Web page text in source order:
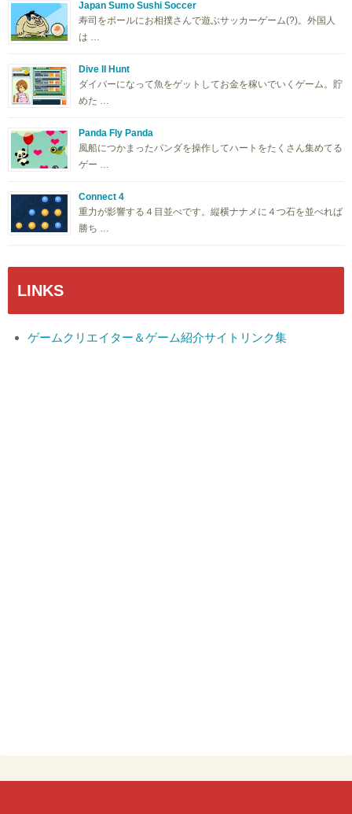
Japan Sumo Sushi Soccer
寿司をボールにお相撲さんで遊ぶサッカーゲーム(?)。外国人
は …
Dive II Hunt
ダイバーになって魚をゲットしてお金を稼いでいくゲーム。貯
めた …
Panda Fly Panda
風船につかまったパンダを操作してハートをたくさん集めてる
ゲー …
Connect 4
重力が影響する４目並べです。縦横ナナメに４つ石を並べれば
勝ち …
LINKS
ゲームクリエイター＆ゲーム紹介サイトリンク集